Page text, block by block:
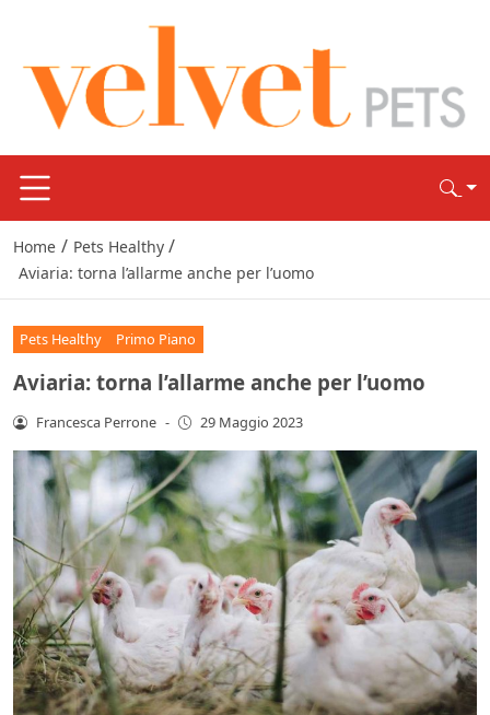
Home / Pets Healthy /
Aviaria: torna l’allarme anche per l’uomo
Pets Healthy Primo Piano
Aviaria: torna l’allarme anche per l’uomo
Francesca Perrone - 29 Maggio 2023